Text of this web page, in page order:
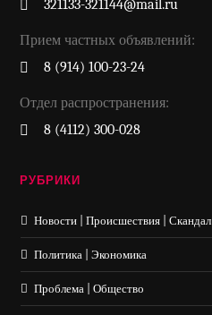
321133-321144@mail.ru
Прием частных объявлений:
8 (914) 100-23-24
Отдел распространения:
8 (4112) 300-028
РУБРИКИ
Новости | Происшествия | Скандал
Политика | Экономика
Проблема | Общество